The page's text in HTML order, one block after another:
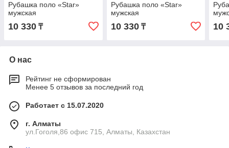
Рубашка поло «Star»
мужская
10 330 ₸
Рубашка поло «Star»
мужская
10 330₸ 10
О нас
Рейтинг не сформирован
Менее 5 отзывов за последний год
Работает с 15.07.2020
г. Алматы
ул.Гоголя,86 офис 715, Алматы, Казахстан